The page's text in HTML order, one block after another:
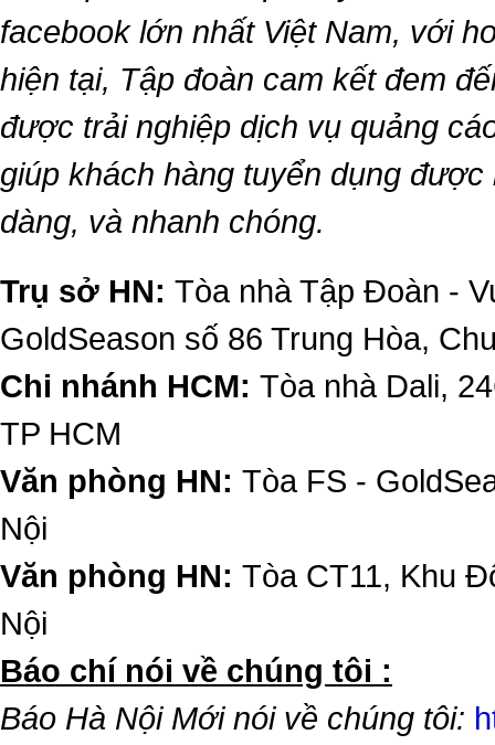
facebook lớn nhất Việt Nam, với
hiện tại, Tập đoàn cam kết đem
được trải nghiệp dịch vụ quảng
giúp khách hàng tuyển dụng
dàng, và nhanh chóng.
Trụ sở HN: Tòa nhà Tập Đoàn -
GoldSeason số 86 Trung Hòa,
Chi nhánh HCM: Tòa nhà Dali,
TP HCM
Văn phòng HN: Tòa FS -
Nội
Văn phòng HN: Tòa CT11, Khu
Nội
​Báo chí nói về chúng tôi :
Báo Hà Nội Mới nói về chúng tôi: